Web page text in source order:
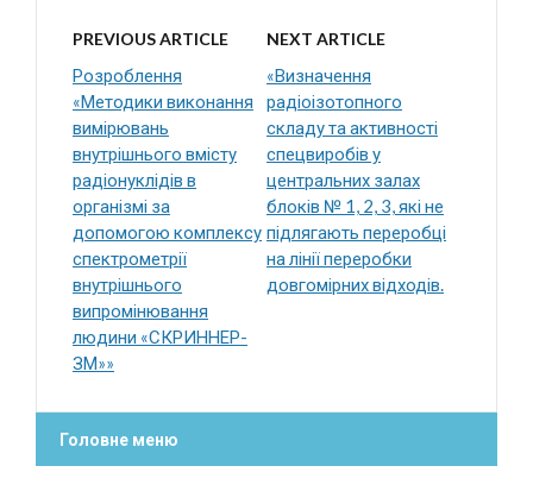
PREVIOUS ARTICLE
Розроблення
«Методики виконання
вимірювань
внутрішнього вмісту
радіонуклідів в
організмі за
допомогою комплексу
спектрометрії
внутрішнього
випромінювання
людини «СКРИННЕР-
ЗМ»»
NEXT ARTICLE
«Визначення
радіоізотопного
складу та активності
спецвиробів у
центральних залах
блоків № 1, 2, 3, які не
підлягають переробці
на лінії переробки
довгомірних відходів.
Головне меню